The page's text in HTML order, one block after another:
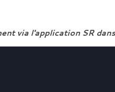
via l'application SR